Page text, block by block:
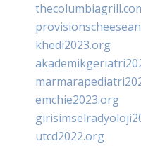
khedi2023.org
emchie2023.org
utcd2022.org